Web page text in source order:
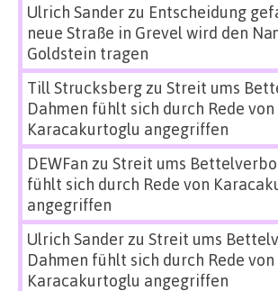
Ulrich Sanderzu Entscheidung
neue Straße in Grevel wird den
Goldstein tragen
Till Strucksbergzu Streit ums
Dahmen fühlt sich durch Rede von
Karacakurtoglu angegriffen
DEWFan zu Streit ums
fühlt sich durch Rede von
angegriffen
Ulrich Sanderzu Streit ums
Dahmen fühlt sich durch Rede von
Karacakurtoglu angegriffen